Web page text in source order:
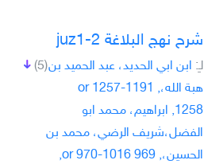
شرح نهج البلاغة juz1-2
(5) لـِ: ابن ابي الحديد، عبد الحميد بن
هبة الله،, 1191-1257 or
1258, ابراهيم، محمد ابو
الفضل،شريف الرضي، محمد بن
الحسين،, 969 or 970-1016,